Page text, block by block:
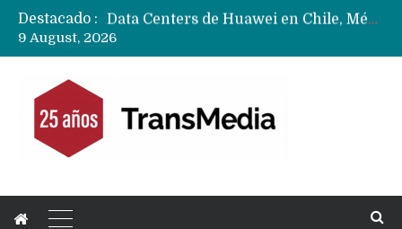
Destacado :
Data Centers de Huawei en Chile, México, Brasil,Perú y Argentina podrían verse afectados por arremetida de EE.UU
9 August, 2026